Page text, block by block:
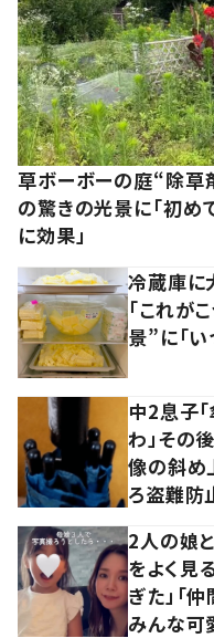
草ボーボーの庭“除
の驚きの光景に「初め
に効果」
冷蔵庫に
「これが
景”に「い
中2息子
わ」その
像の斜め
ろ盗難防
2人の娘
をよく見
ぎた」「
みんな可